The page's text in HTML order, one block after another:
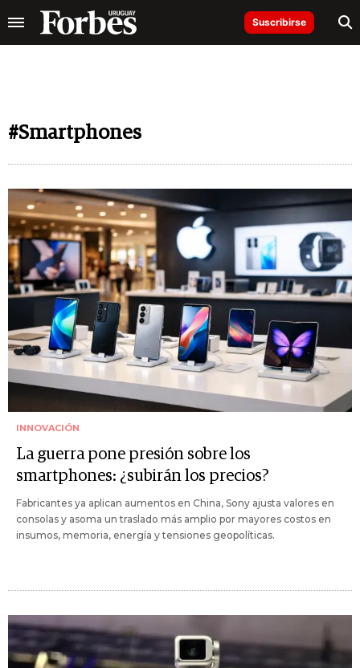
Suscribirse
#Smartphones
INNOVACIÓN
La guerra pone presión sobre los
smartphones: ¿subirán los precios?
Fabricantes ya aplican aumentos en China, Sony ajusta valores en
consolas y asoma un traslado más amplio por mayores costos en
insumos, memoria, energía y tensiones geopolíticas.